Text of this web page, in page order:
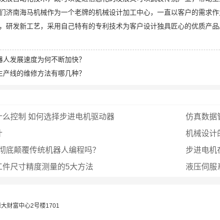
济南海马机械作为一个老牌的机械设计加工中心，一直以客户的需求
研发新工艺，采用自己特有的专利技术为客户设计独具匠心的优质产
人发展速度为何不断加快？
产线的维修方法有哪几种？
么控制 如何选择步进电机驱动器
仿真数据
机械设计
底颠覆传统机器人编程吗？
步进电机
尺寸精度测量的5大方法
液压伺服
财富中心2号楼1701